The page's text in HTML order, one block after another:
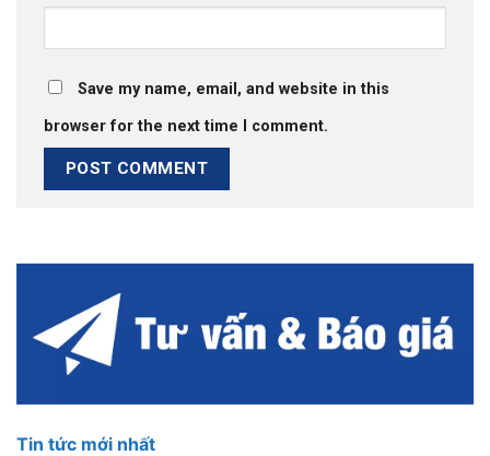
Save my name, email, and website in this
browser for the next time I comment.
Tin tức mới nhất